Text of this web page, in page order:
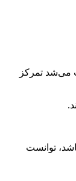
می‌شد تمرکز
توانست